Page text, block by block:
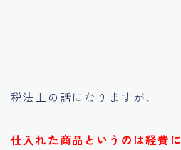
税法上の話になりますが、
仕入れた商品というのは経費に